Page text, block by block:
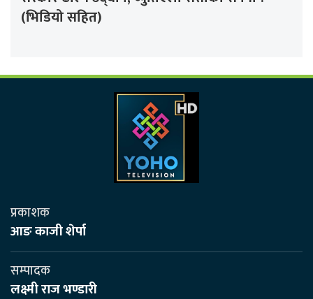
(भिडियो सहित)
प्रकाशक
आङ काजी शेर्पा
सम्पादक
लक्ष्मी राज भण्डारी